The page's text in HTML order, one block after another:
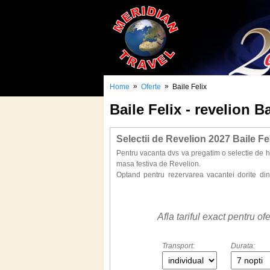
Home » Oferte » Baile Felix
Baile Felix - revelion
Selectii de Revelion 2027 Baile
Pentru vacanta dvs va pregatim o selectie de
masa festiva de Revelion.
Optand pentru rezervarea vacantei dorite
hoteluri. Petreceti Revelionul 2027 in cele
anului, iar iarna ofera experienta aparte de a
Afla tariful exact pentru
Transport: Durata: